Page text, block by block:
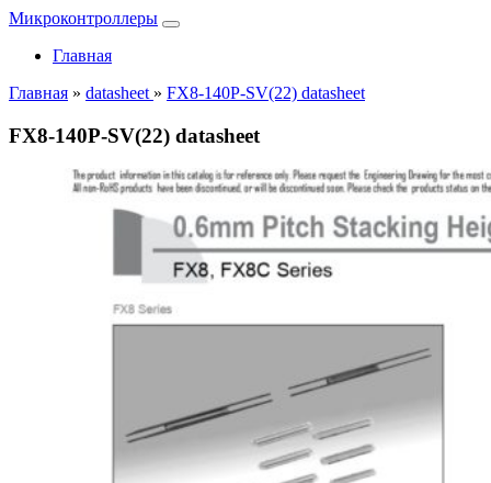
Микроконтроллеры
Главная
Главная » datasheet » FX8-140P-SV(22) datasheet
FX8-140P-SV(22) datasheet